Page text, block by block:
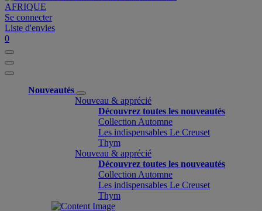
AFRIQUE
Se connecter
Liste d'envies
0
Nouveautés
Nouveau & apprécié
Découvrez toutes les nouveautés
Collection Automne
Les indispensables Le Creuset
Thym
Nouveau & apprécié
Découvrez toutes les nouveautés
Collection Automne
Les indispensables Le Creuset
Thym